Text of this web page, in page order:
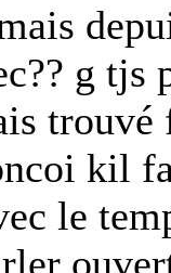
g tjs
kil
le